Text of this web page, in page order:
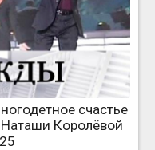
счастье
Королёвой